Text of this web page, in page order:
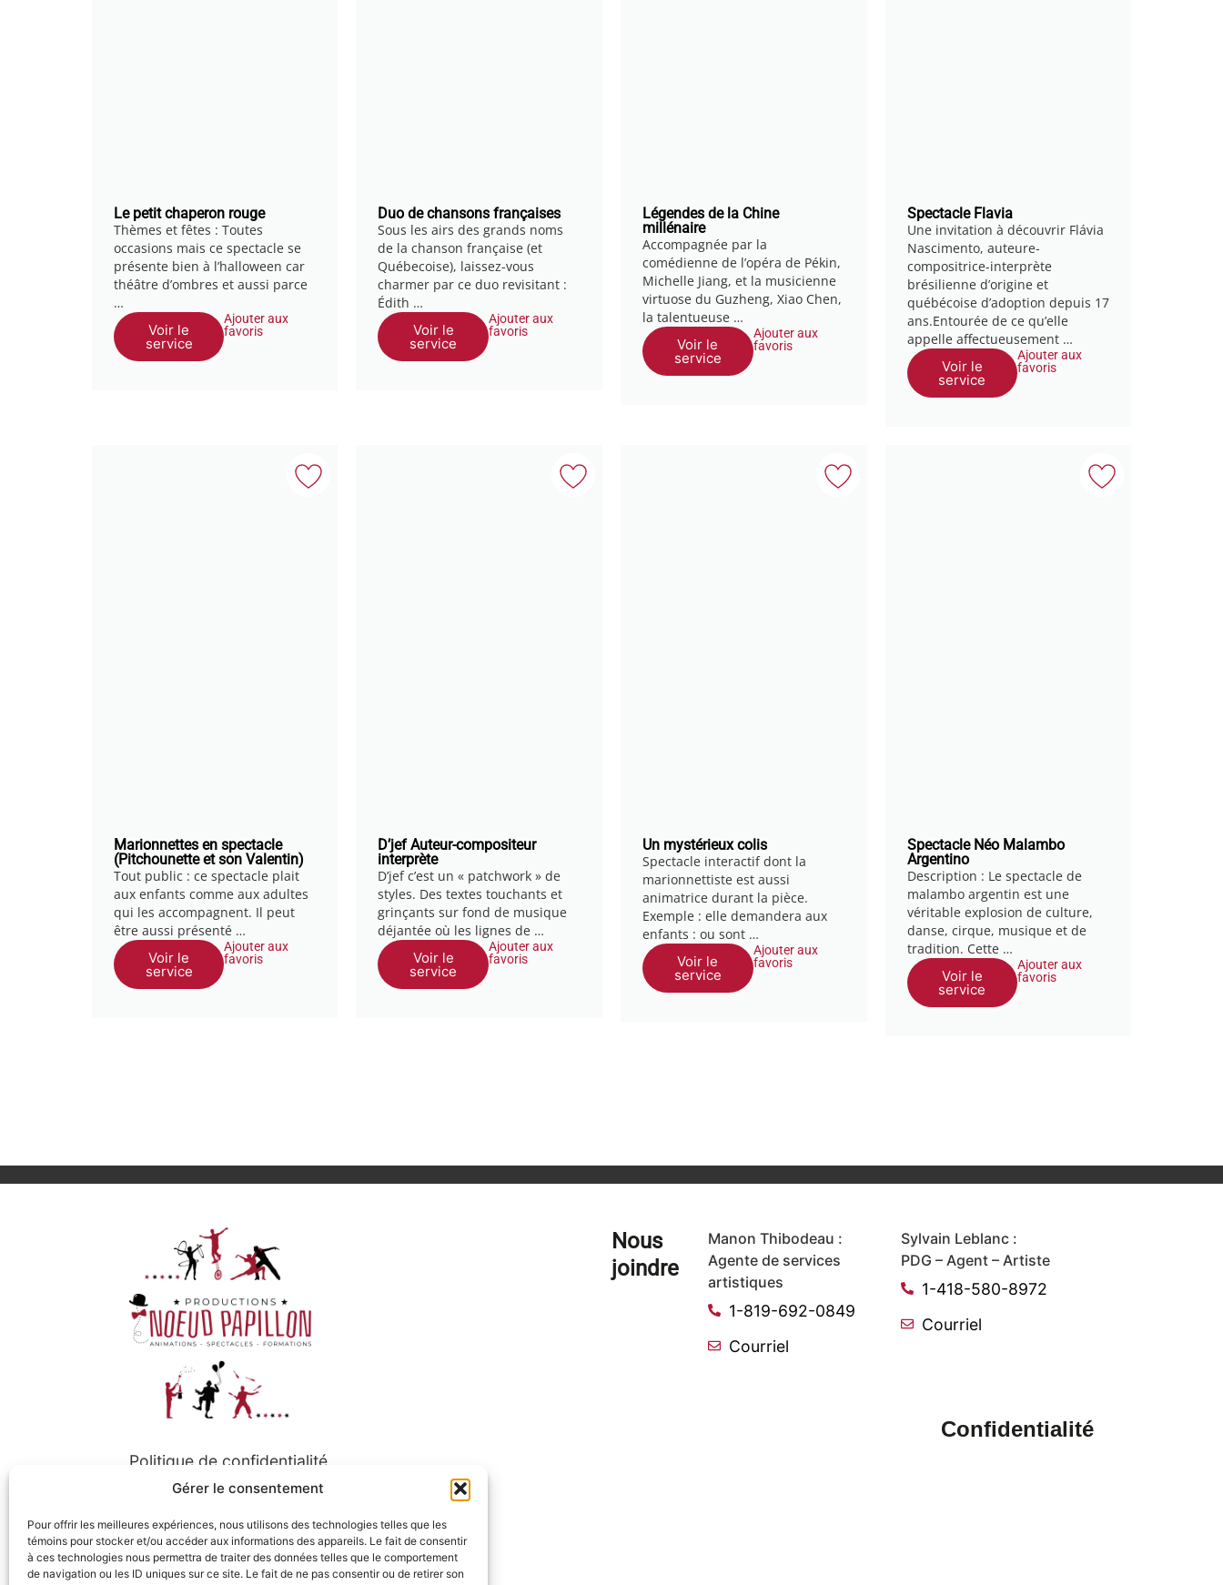
Gérer le consentement
Pour offrir les meilleures expériences, nous utilisons des technologies telles que les
témoins pour stocker et/ou accéder aux informations des appareils. Le fait de consentir
à ces technologies nous permettra de traiter des données telles que le comportement
de navigation ou les ID uniques sur ce site. Le fait de ne pas consentir ou de retirer son
Le petit chaperon rouge
Thèmes et fêtes : Toutes
occasions mais ce spectacle se
présente bien à l’halloween car
théâtre d’ombres et aussi parce
…
Voir le
service
Ajouter aux
favoris
Duo de chansons françaises
Sous les airs des grands noms
de la chanson française (et
Québecoise), laissez-vous
charmer par ce duo revisitant :
Édith …
Voir le
service
Ajouter aux
favoris
Légendes de la Chine
millénaire
Accompagnée par la
comédienne de l’opéra de Pékin,
Michelle Jiang, et la musicienne
virtuose du Guzheng, Xiao Chen,
la talentueuse …
Voir le
service
Ajouter aux
favoris
Spectacle Flavia
Une invitation à découvrir Flávia
Nascimento, auteure-
compositrice-interprète
brésilienne d’origine et
québécoise d’adoption depuis 17
ans.Entourée de ce qu’elle
appelle affectueusement …
Voir le
service
Ajouter aux
favoris
Marionnettes en spectacle
(Pitchounette et son Valentin)
Tout public : ce spectacle plait
aux enfants comme aux adultes
qui les accompagnent. Il peut
être aussi présenté …
Voir le
service
Ajouter aux
favoris
D’jef Auteur-compositeur
interprète
D’jef c’est un « patchwork » de
styles. Des textes touchants et
grinçants sur fond de musique
déjantée où les lignes de …
Voir le
service
Ajouter aux
favoris
Un mystérieux colis
Spectacle interactif dont la
marionnettiste est aussi
animatrice durant la pièce.
Exemple : elle demandera aux
enfants : ou sont …
Voir le
service
Ajouter aux
favoris
Spectacle Néo Malambo
Argentino
Description : Le spectacle de
malambo argentin est une
véritable explosion de culture,
danse, cirque, musique et de
tradition. Cette …
Voir le
service
Ajouter aux
favoris
Nous
joindre
Manon Thibodeau :
Agente de services
artistiques
1-819-692-0849
Courriel
Sylvain Leblanc :
PDG – Agent – Artiste
1-418-580-8972
Courriel
Confidentialité
Politique de confidentialité
Suivez-nous